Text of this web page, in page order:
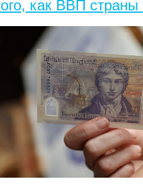
как ВВП страны